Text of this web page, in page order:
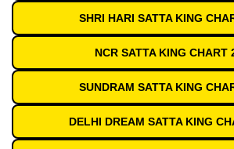
SHRI HARI SATTA KING
NCR SATTA KING CHART
SUNDRAM SATTA KING
DELHI DREAM SATTA KING